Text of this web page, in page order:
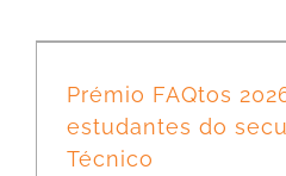
Prémio FAQtos
estudantes do
Técnico